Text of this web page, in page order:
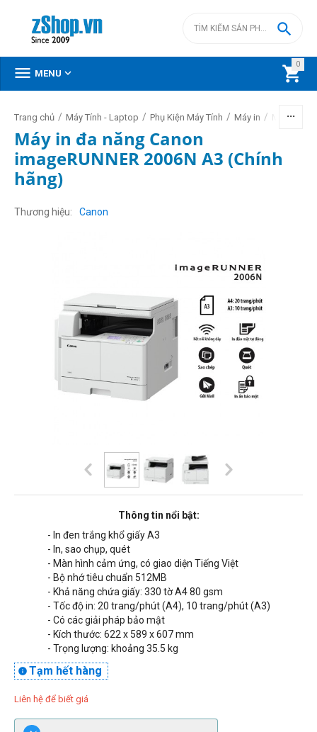
0


 MENU 
Trang chủ / Máy Tính - Laptop / Phụ Kiện Máy Tính / Máy in / Máy in
Máy in đa năng Canon
imageRUNNER 2006N A3 (Chính
hãng)
Thương hiệu Canon
Thông tin nổi bật:
- In đen trắng khổ giấy A3
- In, sao chụp, quét
- Màn hình cảm ứng, có giao diện Tiếng Việt
- Bộ nhớ tiêu chuẩn 512MB
- Khả năng chứa giấy: 330 tờ A4 80 gsm
- Tốc độ in: 20 trang/phút (A4), 10 trang/phút (A3)
- Có các giải pháp bảo mật
- Kích thước: 622 x 589 x 607 mm
- Trọng lượng: khoảng 35.5 kg
Tạm hết hàng

Liên hệ để biết giá